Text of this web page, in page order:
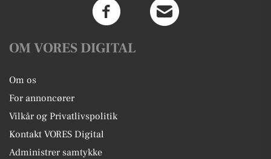
OM VORES DIGITAL
Om os
For annoncører
Vilkår og Privatlivspolitik
Kontakt VORES Digital
Administrer samtykke